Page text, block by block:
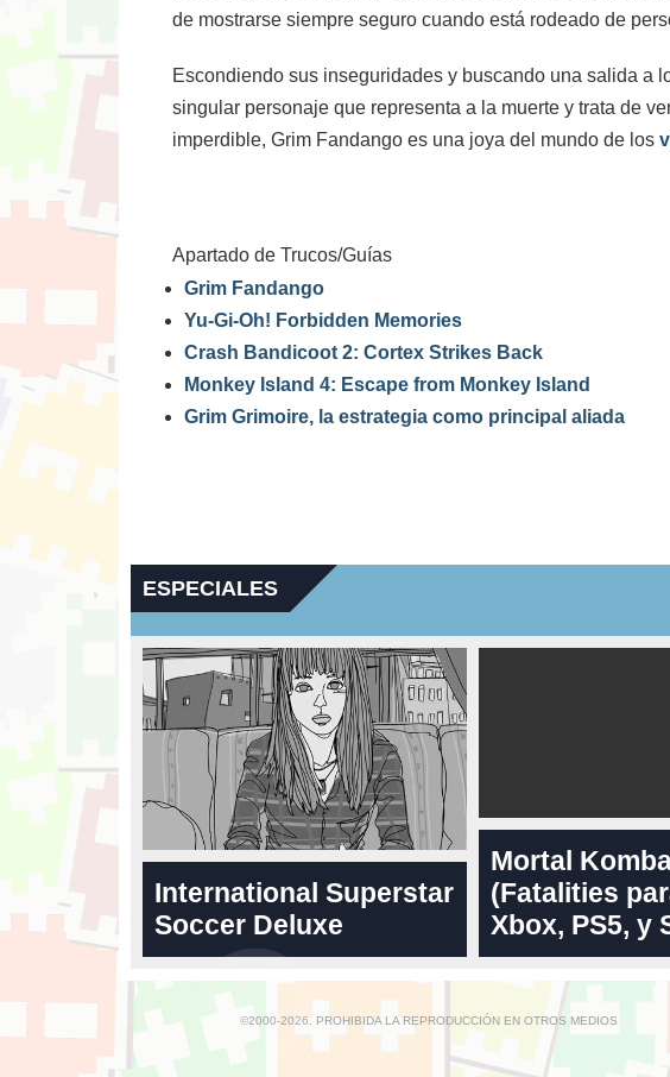
de mostrarse siempre seguro cuando está rodeado de
Escondiendo sus inseguridades y buscando una salida a
singular personaje que representa a la muerte y trata de
imperdible, Grim Fandango es una joya del mundo de los
Apartado de Trucos/Guías
Grim Fandango
Yu-Gi-Oh! Forbidden Memories
Crash Bandicoot 2: Cortex Strikes Back
Monkey Island 4: Escape from Monkey Island
Grim Grimoire, la estrategia como principal aliada
ESPECIALES
International Superstar
Soccer Deluxe
Mortal
(Fatalities
Xbox, PS5, y
©2000-2026. PROHIBIDA LA REPRODUCCIÓN EN OTROS MEDIOS